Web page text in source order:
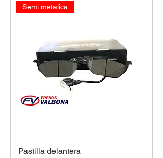
Semi metalica
Pastilla delantera